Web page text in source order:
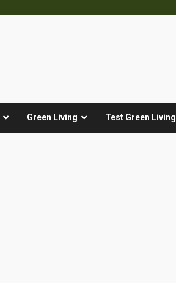
Green Living Test Green Living